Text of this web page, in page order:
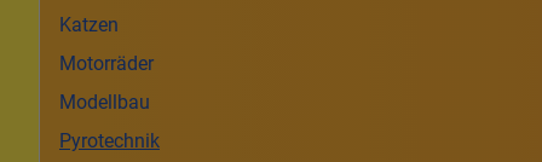
Katzen
Motorräder
Modellbau
Pyrotechnik